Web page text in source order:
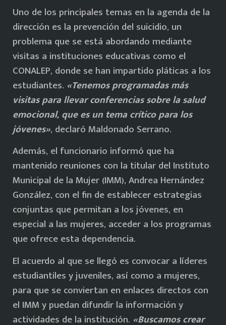
Uno de los principales temas en la agenda de la
dirección es la prevención del suicidio, un
problema que se está abordando mediante
visitas a instituciones educativas como el
CONALEP, donde se han impartido pláticas a los
estudiantes. «Tenemos programadas más
visitas para llevar conferencias sobre la salud
emocional, que es un tema crítico para los
jóvenes», declaró Maldonado Serrano.
Además, el funcionario informó que ha
mantenido reuniones con la titular del Instituto
Municipal de la Mujer (IMM), Andrea Hernández
González, con el fin de establecer estrategias
conjuntas que permitan a los jóvenes, en
especial a las mujeres, acceder a los programas
que ofrece esta dependencia.
El acuerdo al que se llegó es convocar a líderes
estudiantiles y juveniles, así como a mujeres,
para que se conviertan en enlaces directos con
el IMM y puedan difundir la información y
actividades de la institución. «Buscamos crear